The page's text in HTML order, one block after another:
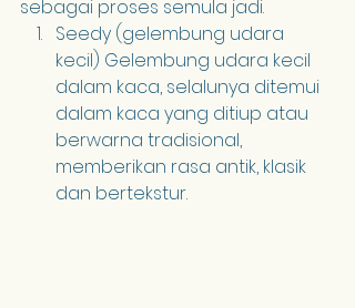
sebagai proses semula jadi.
Seedy (gelembung udara
kecil) Gelembung udara kecil
dalam kaca, selalunya ditemui
dalam kaca yang ditiup atau
berwarna tradisional,
memberikan rasa antik, klasik
dan bertekstur.